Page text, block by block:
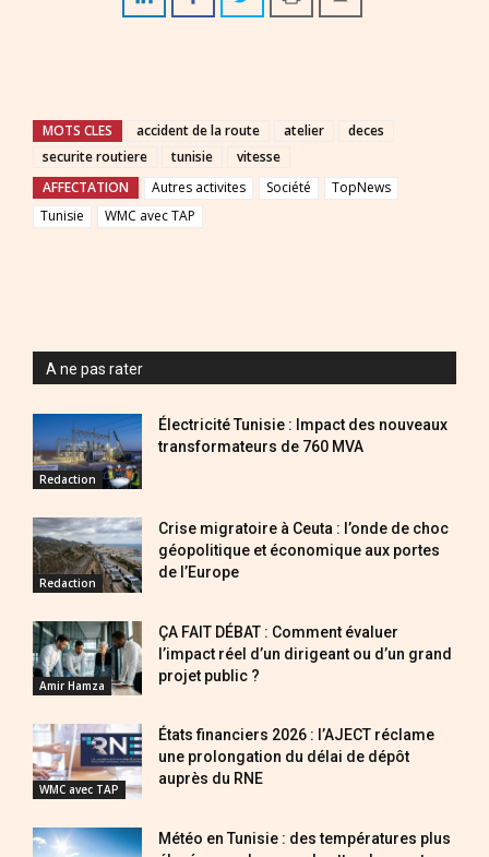
MOTS CLES accident de la route atelier
deces
securite routiere
tunisie
vitesse
AFFECTATION
Autres activites Société
TopNews
Tunisie
WMC avec TAP
A ne pas rater
Redaction
Électricité Tunisie : Impact des nouveaux
transformateurs de 760 MVA
Redaction
Crise migratoire à Ceuta : l’onde de choc
géopolitique et économique aux portes
de l’Europe
Amir Hamza
ÇA FAIT DÉBAT : Comment évaluer
l’impact réel d’un dirigeant ou d’un grand
projet public ?
WMC avec TAP
États financiers 2026 : l’AJECT réclame
une prolongation du délai de dépôt
auprès du RNE
Météo en Tunisie : des températures plus